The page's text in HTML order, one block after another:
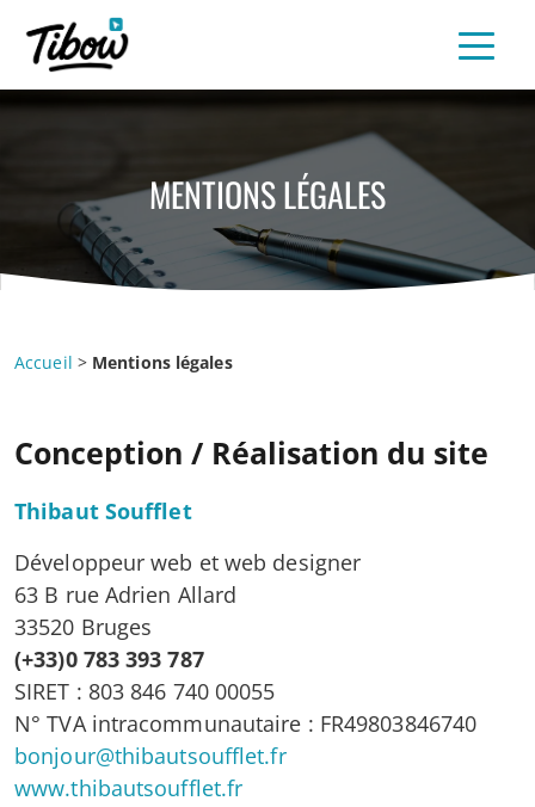
MENTIONS LÉGALES
Accueil > Mentions légales
Conception / Réalisation du site
Thibaut Soufflet
Développeur web et web designer
63 B rue Adrien Allard
33520 Bruges
(+33)0 783 393 787
SIRET : 803 846 740 00055
N° TVA intracommunautaire : FR49803846740
bonjour@thibautsoufflet.fr
www.thibautsoufflet.fr